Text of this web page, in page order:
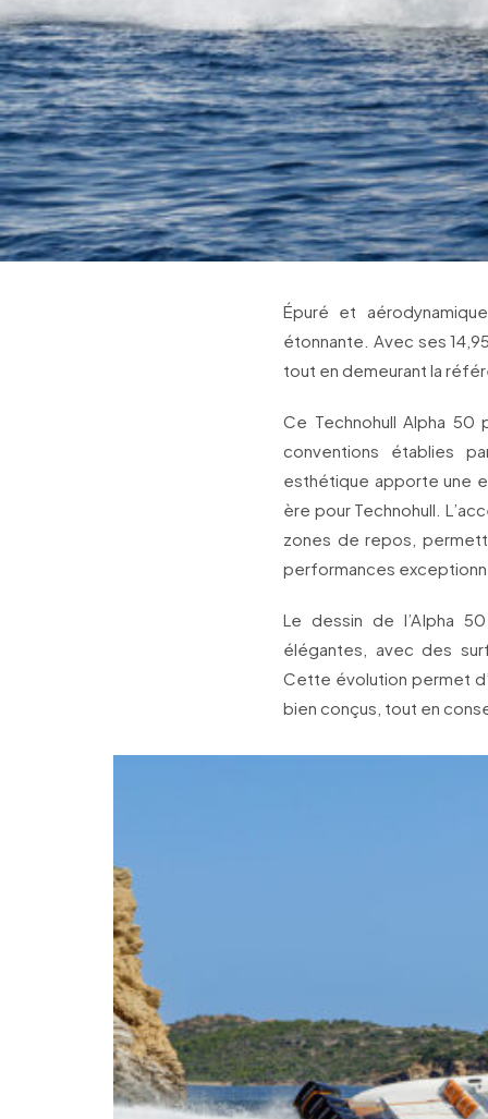
Épuré et
étonnante. Avec ses
tout en demeurant la
Ce Technohull Alpha 50
conventions établies
esthétique apporte une
ère pour Technohull.
zones de repos,
performances
Le dessin de l’Alpha
élégantes, avec des
Cette évolution permet
bien conçus, tout en